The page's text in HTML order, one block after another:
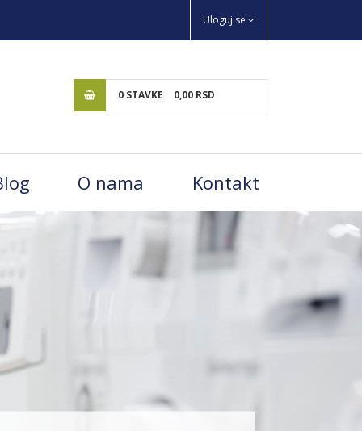
Uloguj se
0 STAVKE 0,00 RSD
O nama Kontakt